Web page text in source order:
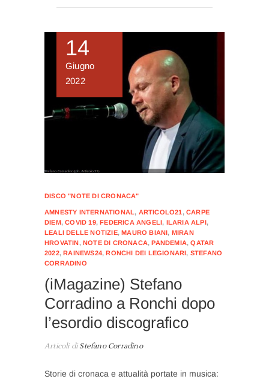
14
Giugno
2022
DISCO "NOTE DI CRONACA"
AMNESTY INTERNATIONAL, ARTICOLO21 ,CARPE
DIEM,COVID 19,FEDERICA ANGELI, ILARIA ALPI,
LEALI DELLE NOTIZIE,MAURO BIANI, MIRAN
HROVATIN,NOTE DI CRONACA,PANDEMIA,QATAR
2022,RAINEWS24,RONCHI DEI LEGIONARI, STEFANO
CORRADINO
(iMagazine) Stefano
Corradino a Ronchi dopo
l’esordio discografico
Articoli diStefano Corradino
Storie di cronaca e attualità portate in musica: